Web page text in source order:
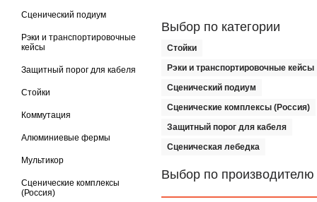
Сценический подиум
Рэки и транспортировочные
кейсы
Защитный порог для кабеля
Стойки
Коммутация
Алюминиевые фермы
Мультикор
Сценические комплексы
(Россия)
Выбор по категории
Стойки
Рэки и транспортировочные кейсы
Сценический подиум
Сценические комплексы (Россия)
Защитный порог для кабеля
Сценическая лебедка
Выбор по производителю